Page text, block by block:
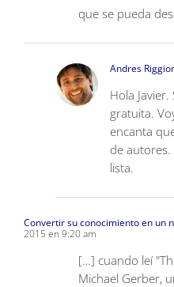
que se pueda
Andres
Hola
gratuita.
encanta
de autores.
lista.
Convertir su conocimiento en un
2015 en 9:20 am
[…] cuando leí
Michael Gerber,